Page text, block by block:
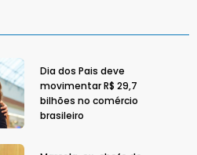
Dia dos Pais deve
movimentar R$ 29,7
bilhões no comércio
brasileiro